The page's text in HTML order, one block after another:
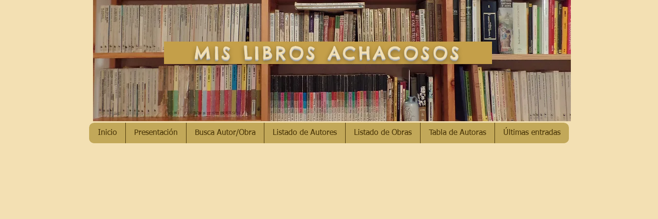
MIS LIBROS ACHACOSOS
Inicio Presentación Busca Autor/Obra Listado de Autores Listado de Obras Tabla de Autoras Últimas entradas